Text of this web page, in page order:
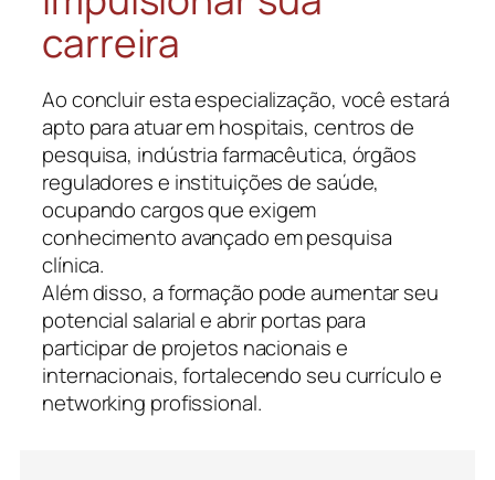
carreira
Ao concluir esta especialização, você estará
apto para atuar em hospitais, centros de
pesquisa, indústria farmacêutica, órgãos
reguladores e instituições de saúde,
ocupando cargos que exigem
conhecimento avançado em pesquisa
clínica.
Além disso, a formação pode aumentar seu
potencial salarial e abrir portas para
participar de projetos nacionais e
internacionais, fortalecendo seu currículo e
networking profissional.